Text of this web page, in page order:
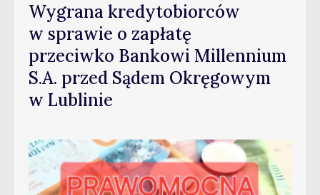
Wygrana kredytobiorców
w sprawie o zapłatę
przeciwko Bankowi Millennium
S.A. przed Sądem Okręgowym
w Lublinie